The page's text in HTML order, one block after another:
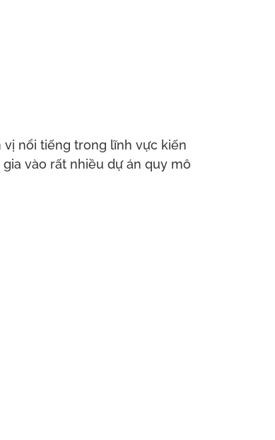
vị nổi tiếng trong lĩnh vực kiến
vào rất nhiều dự án quy mô